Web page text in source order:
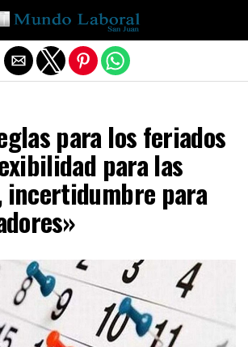
para los feriados
para las
incertidumbre para
de la versión móvil